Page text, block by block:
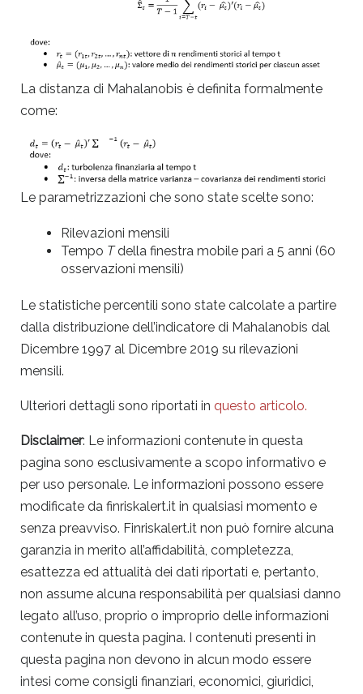
La distanza di Mahalanobis è definita formalmente
come:
Le parametrizzazioni che sono state scelte sono:
Rilevazioni mensili
Tempo Tdella finestra mobile pari a 5 anni (60
osservazioni mensili)
Le statistiche percentili sono state calcolate a partire
dalla distribuzione dell’indicatore di Mahalanobis dal
Dicembre 1997 al Dicembre 2019 su rilevazioni
mensili.
Ulteriori dettagli sono riportati in questo articolo.
Disclaimer: Le informazioni contenute in questa
pagina sono esclusivamente a scopo informativo e
per uso personale. Le informazioni possono essere
modificate da finriskalert.it in qualsiasi momento e
senza preavviso. Finriskalert.it non può fornire alcuna
garanzia in merito all’affidabilità, completezza,
esattezza ed attualità dei dati riportati e, pertanto,
non assume alcuna responsabilità per qualsiasi danno
legato all’uso, proprio o improprio delle informazioni
contenute in questa pagina. I contenuti presenti in
questa pagina non devono in alcun modo essere
intesi come consigli finanziari, economici, giuridici,